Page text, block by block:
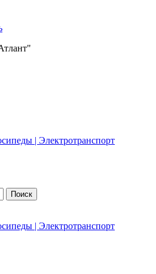
| Электротранспорт
Поиск
| Электротранспорт